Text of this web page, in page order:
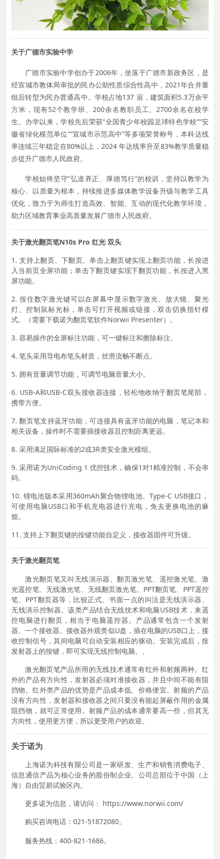
关于广德市实验中学
广德市实验中学创办于2006年，坐落于广德市新政务区，是
经宣城市教体局审批的民办公助性质综合性高中，2021年合并重
组后转型为民办普通高中。学校占地137 亩，建筑面积5.3万余平
方米，现有52个教学班、200余名教职员工、2700余名在校学
生。办学以来，学校先后荣获“全国青少年校园足球特色学校”“安
徽省绿化模范单位”“宣城市示范高中”等多项荣誉称号，本科达线
率连续三年稳定在80%以上，2024 年达线率升至83%教学质量稳
步提升广德市人民政府。
学校始终坚守“弘道养正、厚德笃行”的校训，坚持以教学为
核心、以质量为根本，持续推进多媒体教学设备升级与教学工具
优化，致力于为师生打造高效、智能、互动的现代化教学环境，
助力区域教育事业高质量发展广德市人民政府。
关于激光翻页笔N10s Pro 红光 双头
1.支持上翻页、下翻页。单击上翻页键实现上翻页功能，长按进
入当前页全屏功能；单击下翻页键实现下翻页功能，长按进入黑
屏功能。
2. 按住数字激光键可以在屏幕中显示数字激光、放大镜、聚光
灯、控制鼠标光标，单击可打开视频或链接，双击切换指针模
式。（需要下载诺为翻页笔软件Norwii Presenter）。
3. 容易操作的全屏标注功能，可一键标注和擦除标注。
4. 笔头采用导电布笔头材质，丝滑流畅不断点。
5. 拥有音量调节功能，可调节电脑音量大小。
6. USB-A和USB-C双头接收器连接，轻松地收纳于翻页笔尾部，
携带方便。
7. 翻页笔支持蓝牙功能，可连接具有蓝牙功能的电脑，笔记本和
相关设备，操作时不需要插接收器且控制距离更远。
8. 采用满足国际标准的2或3R类安全激光模组。
9. 采用诺为UniCoding 1 优控技术，确保1对1精准控制，不会串
码。
10. 锂电池版本采用360mAh聚合物锂电池、Type-C USB接口，
可使用电脑USB口和手机充电器进行充电，免去更换电池的麻
烦。
11. 支持上下翻页键的按键功能自定义，接收器固件可升级。
关于激光翻页笔
激光翻页笔又叫无线演示器、翻页激光笔、遥控激光笔、激
光遥控笔、无线激光笔、无线翻页激光笔、PPT翻页笔、PPT遥控
笔、PPT翻页器等，比较正式、书面一点的叫法是无线演示器、
无线演示控制器。该类产品结合无线技术和电脑USB技术，来遥
控电脑进行翻页，相当于电脑遥控器。产品通常包含一个发射
器、一个接收器。接收器外观类似U盘，插在电脑的USB口上，接
收控制信号，其间电脑可自动安装相应的驱动。安装完成后，按
发射器上的按键，即可实现无线控制电脑。、
激光翻页笔产品所用的无线技术通常有红外和射频两种。红
外的产品有方向性，发射器必须对准接收器，并且中间不能有阻
挡物。红外类产品的优势是产品成本低、价格便宜。射频的产品
没有方向性，发射器和接收器之间只要没有能起屏蔽作用的金属
阻挡物，就可正常使用。射频产品的成本通常要高一些，但其无
方向性，使用更方便，所以更受用户的欢迎。
关于诺为
上海诺为科技有限公司是一家研发、生产和销售消费电子、
信息通信产品为核心业务的股份制企业。公司总部位于中国（上
海）自由贸易试验区内。
更多诺为信息，请访问： https://www.norwii.com/
购买咨询电话：021-51872080。
服务热线：400-821-1686。